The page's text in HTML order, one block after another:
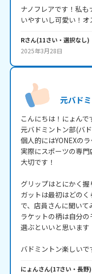
ナノフレアです！私
いやすいし可愛い！オ
Rさん(11さい・ 選択なし)
2025年3月28日
元バド
こんにちは！にょんで
元バドミントン部(バ
個人的にはYONEXの
実際にスポーツの専
大切です！
グリップはとにかく握
ガットは最初はどの
で、店員さんに聞いて
ラケットの柄は自分
選ぶといいと思います
バドミントン楽しいで
にょんさん(17さい・ 長野)